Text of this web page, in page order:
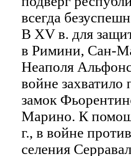
всегда
В XV в. для
в Римини, Сан-
Неаполя
войне
замок
Марино. К
г., в войне
селения